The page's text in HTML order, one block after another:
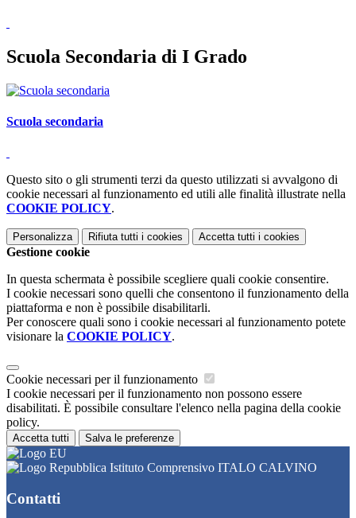
Scuola Secondaria di I Grado
Scuola secondaria
Questo sito o gli strumenti terzi da questo utilizzati si avvalgono di
cookie necessari al funzionamento ed utili alle finalità illustrate nella
COOKIE POLICY.
Personalizza Rifiuta tutti i cookies Accetta tutti i cookies
Gestione cookie
In questa schermata è possibile scegliere quali cookie consentire.
I cookie necessari sono quelli che consentono il funzionamento della
piattaforma e non è possibile disabilitarli.
Per conoscere quali sono i cookie necessari al funzionamento potete
visionare la COOKIE POLICY.
Cookie necessari per il funzionamento
I cookie necessari per il funzionamento non possono essere
disabilitati. È possibile consultare l'elenco nella pagina della cookie
policy.
Accetta tutti Salva le preferenze
Istituto Comprensivo ITALO CALVINO
Contatti